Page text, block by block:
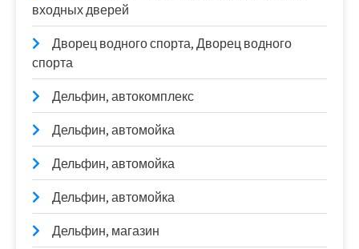
входных дверей
Дворец водного спорта, Дворец водного
спорта
Дельфин, автокомплекс
Дельфин, автомойка
Дельфин, автомойка
Дельфин, автомойка
Дельфин, магазин